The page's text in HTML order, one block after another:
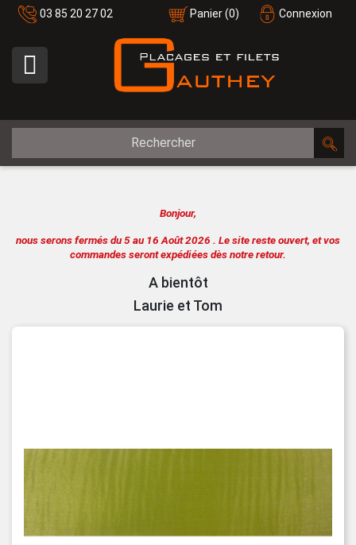
03 85 20 27 02 Connexion
Panier(0)

Bonjour,
nous serons fermés du 5 au 16 Août 2026 . Le site reste ouvert, et vos
commandes seront expédiées dès notre retour.
A bientôt
Laurie et Tom